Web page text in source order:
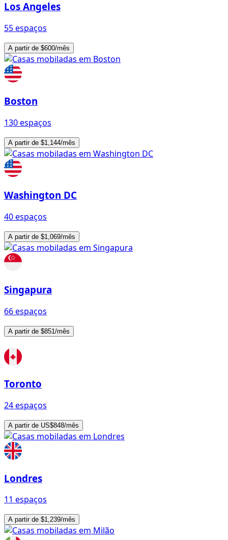
Los Angeles
55 espaços
A partir de $600/mês
Boston
130 espaços
A partir de $1,144/mês
Washington DC
40 espaços
A partir de $1,069/mês
Singapura
66 espaços
A partir de $851/mês
Toronto
24 espaços
A partir de US$848/mês
Londres
11 espaços
A partir de $1,239/mês